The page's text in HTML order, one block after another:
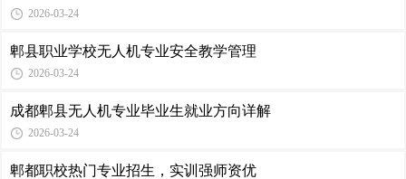
2026-03-24
郫县职业学校无人机专业安全教学管理
2026-03-24
成都郫县无人机专业毕业生就业方向详解
2026-03-24
郫都职校热门专业招生，实训强师资优